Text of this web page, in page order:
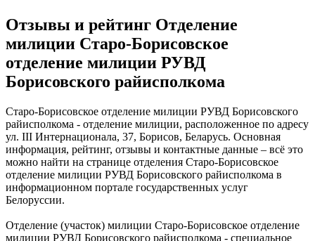
Отзывы и рейтинг Отделение
милиции Старо-Борисовское
отделение милиции РУВД
Борисовского райисполкома
Старо-Борисовское отделение милиции РУВД Борисовского
райисполкома - отделение милиции, расположенное по адресу
ул. III Интернационала, 37, Борисов, Беларусь. Основная
информация, рейтинг, отзывы и контактные данные – всё это
можно найти на странице отделения Старо-Борисовское
отделение милиции РУВД Борисовского райисполкома в
информационном портале государственных услуг
Белоруссии.
Отделение (участок) милиции Старо-Борисовское отделение
милиции РУВД Борисовского райисполкома - специальное